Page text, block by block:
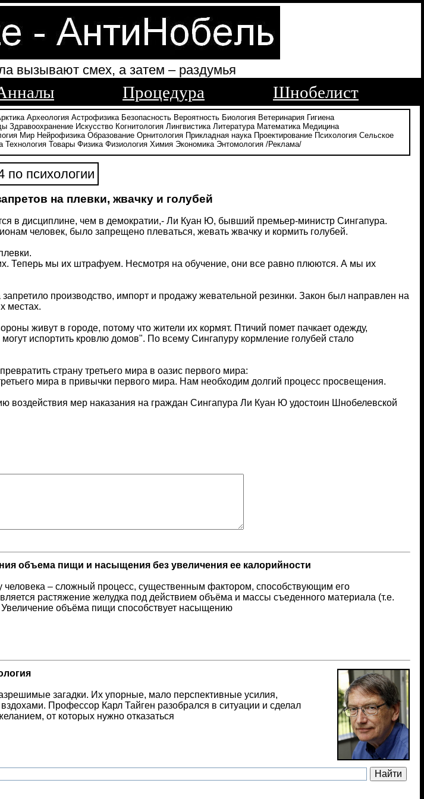
вызывают смех, а затем – раздумья
Процедура Шнобелист
Археология Астрофизика Безопасность Вероятность Биология Ветеринария Гигиена
Здравоохранение Искусство Когнитология Лингвистика Литература Математика Медицина
Мир Нейрофизика Образование Орнитология Прикладная наука Проектирование Психология Сельское
Технология Товары Физика Физиология Химия Экономика Энтомология /Реклама/
психологии
на плевки, жвачку и голубей
в дисциплине, чем в демократии,- Ли Куан Ю, бывший премьер-министр Сингапура.
человек, было запрещено плеваться, жевать жвачку и кормить голубей.
Теперь мы их штрафуем. Несмотря на обучение, они все равно плюются. А мы их
производство, импорт и продажу жевательной резинки. Закон был направлен на
местах.
живут в городе, потому что жители их кормят. Птичий помет пачкает одежду,
испортить кровлю домов". По всему Сингапуру кормление голубей стало
страну третьего мира в оазис первого мира:
мира в привычки первого мира. Нам необходим долгий процесс просвещения.
воздействия мер наказания на граждан Сингапура Ли Куан Ю удостоин Шнобелевской
объема пищи и насыщения без увеличения ее калорийности
человека – сложный процесс, существенным фактором, способствующим его
растяжение желудка под действием объёма и массы съеденного материала (т.е.
Увеличение объёма пищи способствует насыщению
загадки. Их упорные, мало перспективные усилия,
Профессор Карл Тайген разобрался в ситуации и сделал
от которых нужно отказаться